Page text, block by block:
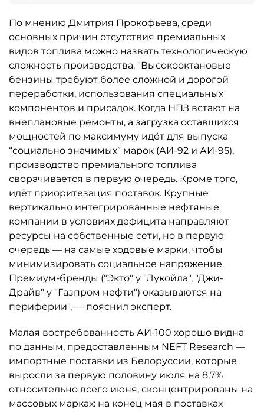
По мнению Дмитрия Прокофьева, среди
основных причин отсутствия премиальных
видов топлива можно назвать технологическую
сложность производства. "Высокооктановые
бензины требуют более сложной и дорогой
переработки, использования специальных
компонентов и присадок. Когда НПЗ встают на
внеплановые ремонты, а загрузка оставшихся
мощностей по максимуму идёт для выпуска
“социально значимых” марок (АИ-92 и АИ-95),
производство премиального топлива
сворачивается в первую очередь. Кроме того,
идёт приоритезация поставок. Крупные
вертикально интегрированные нефтяные
компании в условиях дефицита направляют
ресурсы на собственные сети, но в первую
очередь — на самые ходовые марки, чтобы
минимизировать социальное напряжение.
Премиум-бренды ("Экто" у "Лукойла", "Джи-
Драйв" у "Газпром нефти") оказываются на
периферии", — пояснил эксперт.
Малая востребованность АИ-100 хорошо видна
по данным, предоставленным NEFT Research —
импортные поставки из Белоруссии, которые
выросли за первую половину июля на 8,7%
относительно всего июня, сконцентрированы на
массовых марках: на конец мая в поставках